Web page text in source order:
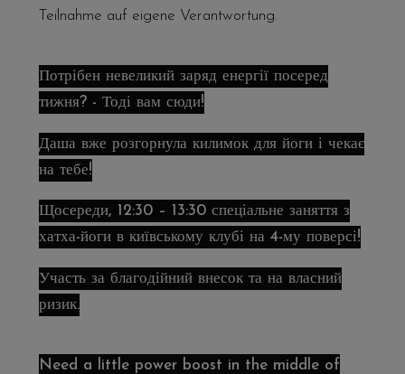
Teilnahme auf eigene Verantwortung.
Потрібен невеликий заряд енергії посеред
тижня? - Тоді вам сюди!
Даша вже розгорнула килимок для йоги і чекає
на тебе!
Щосереди, 12:30 – 13:30 спеціальне заняття з
хатха-йоги в київському клубі на 4-му поверсі!
Участь за благодійний внесок та на власний
ризик.
Need a little power boost in the middle of